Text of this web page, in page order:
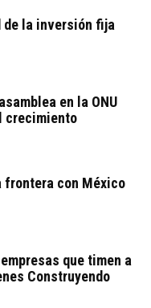
de la inversión fija
en la ONU
crecimiento
frontera con México
que timen a
Construyendo